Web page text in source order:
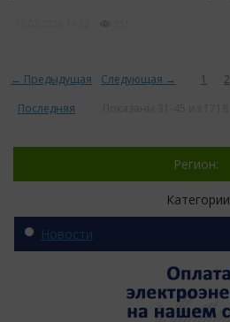
← Предыдущая Следующая → 1 2
Последняя
Регион:
Категории
Новости